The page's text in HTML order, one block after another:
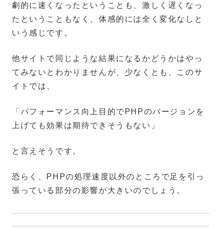
劇的に速くなったということも、激しく遅くなっ
たということもなく、体感的には全く変化なしと
いう感じです。
他サイトで同じような結果になるかどうかはやっ
てみないとわかりませんが、少なくとも、このサ
イトでは、
「パフォーマンス向上目的でPHPのバージョンを
上げても効果は期待できそうもない」
と言えそうです。
恐らく、PHPの処理速度以外のところで足を引っ
張っている部分の影響が大きいのでしょう。